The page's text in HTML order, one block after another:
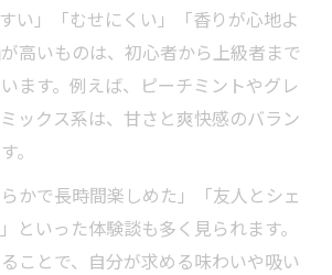
い」「むせにくい」「香りが心地よ
高いものは、初心者から上級者まで
ます。例えば、ピーチミントやグレ
ックス系は、甘さと爽快感のバラン
。
かで長時間楽しめた」「友人とシェ
といった体験談も多く見られます。
ことで、自分が求める味わいや吸い